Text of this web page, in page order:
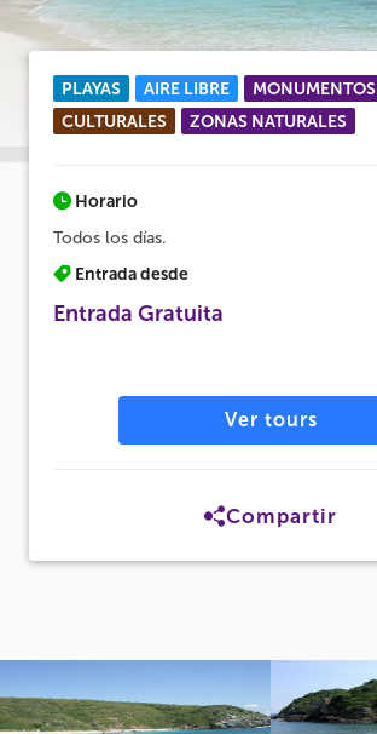
PLAYAS AIRE LIBRE
MONUMENTOS
CULTURALES
ZONAS NATURALES
Horario
Todos los días.
Entrada desde
Entrada Gratuita
Ver tours
Compartir